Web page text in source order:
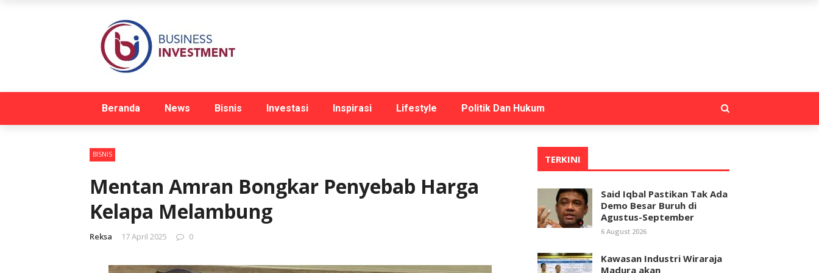
Beranda News Bisnis Investasi Inspirasi Lifestyle Politik Dan Hukum
BISNIS
Mentan Amran Bongkar Penyebab Harga
Kelapa Melambung
Reksa 17 April 2025 0
TERKINI
Said Iqbal Pastikan Tak Ada
Demo Besar Buruh di
Agustus-September
6 August 2026
Kawasan Industri Wiraraja
Madura akan